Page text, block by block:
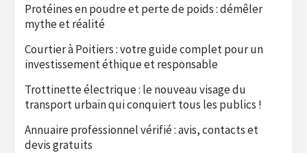
Protéines en poudre et perte de poids : démêler
mythe et réalité
Courtier à Poitiers : votre guide complet pour un
investissement éthique et responsable
Trottinette électrique : le nouveau visage du
transport urbain qui conquiert tous les publics !
Annuaire professionnel vérifié : avis, contacts et
devis gratuits